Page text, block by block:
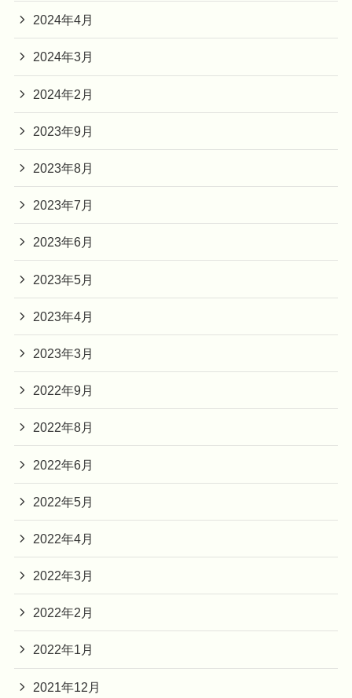
2024年4月
2024年3月
2024年2月
2023年9月
2023年8月
2023年7月
2023年6月
2023年5月
2023年4月
2023年3月
2022年9月
2022年8月
2022年6月
2022年5月
2022年4月
2022年3月
2022年2月
2022年1月
2021年12月